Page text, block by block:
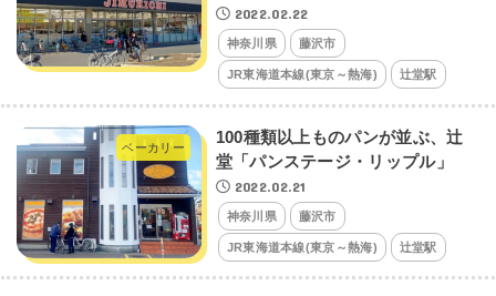
2022.02.22
神奈川県 藤沢市
JR東海道本線(東京～熱海) 辻堂駅
ベーカリー
100種類以上ものパンが並ぶ、辻
堂「パンステージ・リップル」
2022.02.21
神奈川県 藤沢市
JR東海道本線(東京～熱海) 辻堂駅